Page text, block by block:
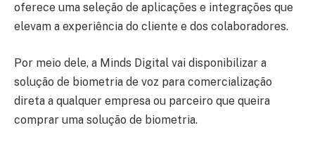
oferece uma seleção de aplicações e integrações que
elevam a experiência do cliente e dos colaboradores.
Por meio dele, a Minds Digital vai disponibilizar a
solução de biometria de voz para comercialização
direta a qualquer empresa ou parceiro que queira
comprar uma solução de biometria.